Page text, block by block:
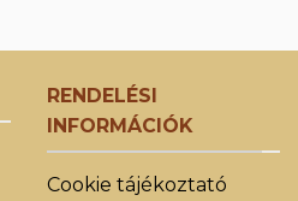
RENDELÉSI
INFORMÁCIÓK
Cookie tájékoztató